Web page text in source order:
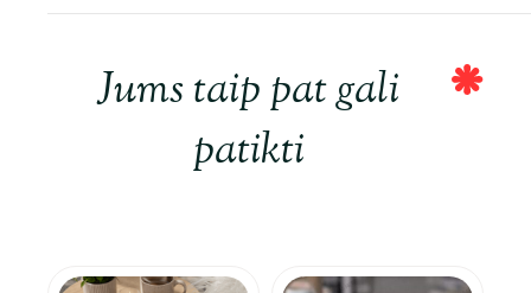
Jums taip pat gali
patikti